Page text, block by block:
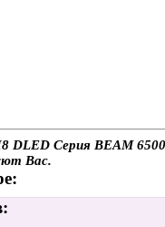
DLED Серия BEAM
Вас.